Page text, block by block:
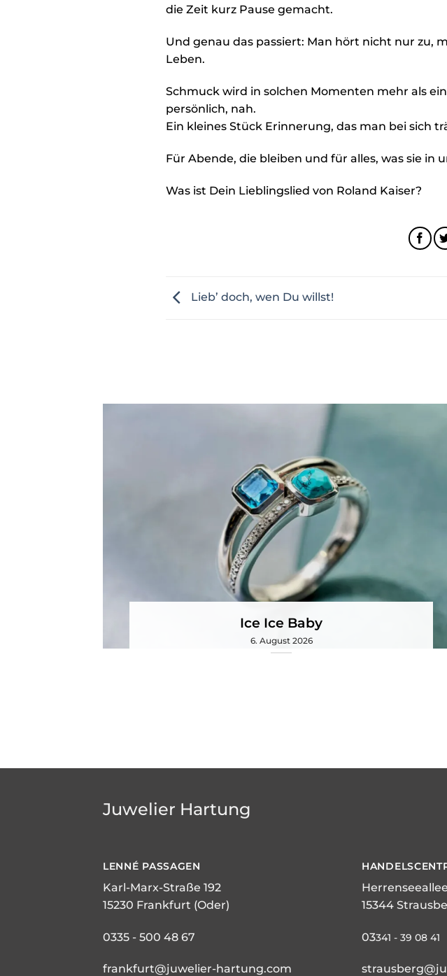
die Zeit kurz Pause gemacht.
Und genau das passiert: Man hört nicht nur zu,
Leben.
Schmuck wird in solchen Momenten mehr als
persönlich, nah.
Ein kleines Stück Erinnerung, das man bei sich
Für Abende, die bleiben und für alles, was sie in
Was ist Dein Lieblingslied von Roland Kaiser?
Lieb’ doch, wen Du willst!
Ice Ice Baby
6. August 2026
Juwelier Hartung
LENNÉ PASSAGEN
Karl-Marx-Straße 192
15230 Frankfurt (Oder)
0335 - 500 48 67
frankfurt@juwelier-hartung.com
15344
03341 - 39 08 41